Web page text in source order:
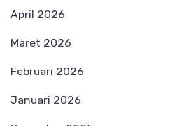
April 2026
Maret 2026
Februari 2026
Januari 2026